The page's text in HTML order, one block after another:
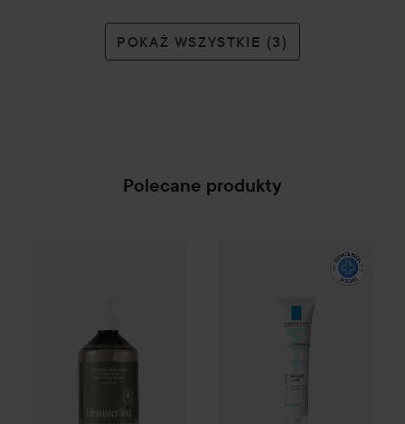
POKAŻ WSZYSTKIE (3)
Polecane produkty
Scandinavian Soap Factory
Effaclar